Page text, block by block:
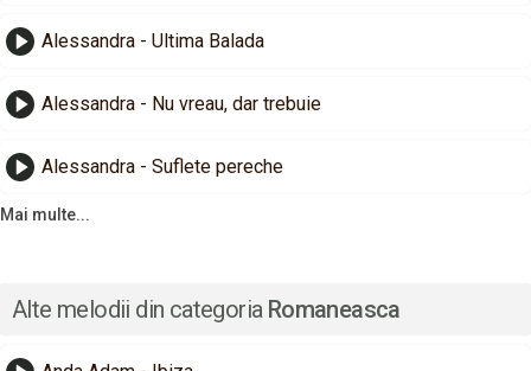
Alessandra - Ultima Balada
Alessandra - Nu vreau, dar trebuie
Alessandra - Suflete pereche
Mai multe...
Alte melodii din categoria Romaneasca